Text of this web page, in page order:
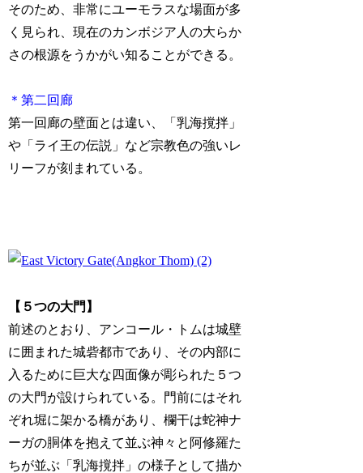
そのため、非常にユーモラスな場面が多
く見られ、現在のカンボジア人の大らか
さの根源をうかがい知ることができる。
＊第二回廊
第一回廊の壁面とは違い、「乳海撹拌」
や「ライ王の伝説」など宗教色の強いレ
リーフが刻まれている。
【５つの大門】
前述のとおり、アンコール・トムは城壁
に囲まれた城砦都市であり、その内部に
入るために巨大な四面像が彫られた５つ
の大門が設けられている。門前にはそれ
ぞれ堀に架かる橋があり、欄干は蛇神ナ
ーガの胴体を抱えて並ぶ神々と阿修羅た
ちが並ぶ「乳海撹拌」の様子として描か